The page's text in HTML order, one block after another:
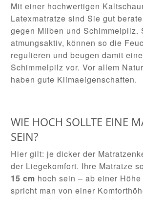
Mit einer hochwertigen
Latexmatratze sind Sie gut
gegen Milben und Schimmelpilz.
atmungsaktiv, können so die
regulieren und beugen damit
Schimmelpilz vor. Vor allem
haben gute Klimaeigenschaften.
WIE HOCH SOLLTE EINE
SEIN?
Hier gilt: je dicker der
der Liegekomfort. Ihre Matratze
15 cm hoch sein – ab einer
spricht man von einer